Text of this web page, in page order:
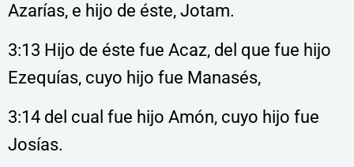
Azarías, e hijo de éste, Jotam.
3:13 Hijo de éste fue Acaz, del que fue hijo
Ezequías, cuyo hijo fue Manasés,
3:14 del cual fue hijo Amón, cuyo hijo fue
Josías.